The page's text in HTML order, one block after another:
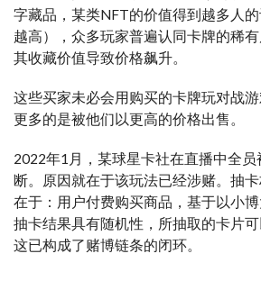
字藏品，某类NFT的价值得到越多人
越高），众多玩家普遍认同卡牌的稀
其收藏价值导致价格飙升。
这些买家未必会用购买的卡牌玩对战
更多的是被他们以更高的价格出售。
2022年1月，某球星卡社在直播中全员
断。原因就在于该玩法已经涉赌。抽
在于：用户付费购买商品，基于以小博
抽卡结果具有随机性，所抽取的卡片可
这已构成了赌博链条的闭环。